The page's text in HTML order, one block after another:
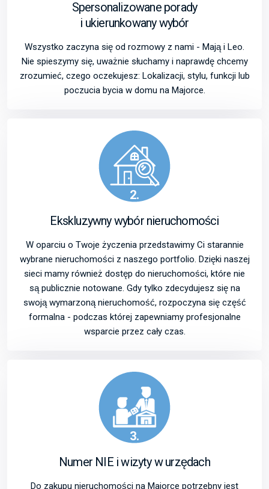
Spersonalizowane porady
i ukierunkowany wybór
Wszystko zaczyna się od rozmowy z nami - Mają i Leo.
Nie spieszymy się, uważnie słuchamy i naprawdę chcemy
zrozumieć, czego oczekujesz: Lokalizacji, stylu, funkcji lub
poczucia bycia w domu na Majorce.
2.
Ekskluzywny wybór nieruchomości
W oparciu o Twoje życzenia przedstawimy Ci starannie
wybrane nieruchomości z naszego portfolio. Dzięki naszej
sieci mamy również dostęp do nieruchomości, które nie
są publicznie notowane. Gdy tylko zdecydujesz się na
swoją wymarzoną nieruchomość, rozpoczyna się część
formalna - podczas której zapewniamy profesjonalne
wsparcie przez cały czas.
3.
Numer NIE i wizyty w urzędach
Do zakupu nieruchomości na Majorce potrzebny jest